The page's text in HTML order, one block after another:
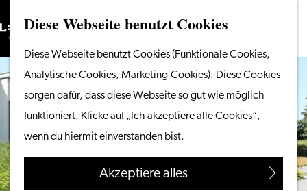
Diese Webseite benutzt Cookies
Diese Webseite benutzt Cookies (Funktionale Cookies,
Analytische Cookies, Marketing-Cookies). Diese Cookies
sorgen dafür, dass diese Webseite so gut wie möglich
funktioniert. Klicke auf „Ich akzeptiere alle Cookies“,
wenn du hiermit einverstanden bist.
Akzeptiere alles
Gehen
Sie
zur
Homepage
Menü
Suchen
Vom Wasser aus
Radeln & Wandern
Shoppen
Essen & Trinken
Ihren Besuch planen
Suchen